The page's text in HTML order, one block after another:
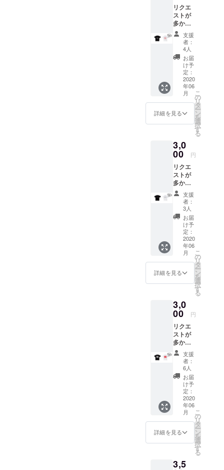
nt spots.
weekend,
WORLD not
only brings
Japanese
artists, it has
international
SKRILLEX,
STEVE
Fatboy Slim,
3LAU,JONA
S
BLUE,YELL
CLAW,W&W
and RICHIE
HAWTIN to
name a few.
We are just
a 30 second
the Hankyu
Kawaramach
i station, Exit
Welcome to
KY,OTO
をかけ
させて
いただ
くこと
があり
ます。
あらか
じめご
了承く
ださ
い。 *チ
ケット
け取り
は店舗
とさせ
て頂き
ます。
店舗で
の受け
取り
は、営
業再開
してか
ら３ヶ
月間を
受け取
り受付
期間と
させて
きま
す。 ※
いただ
く際
に、ど
のリ
ターン
も『上
乗せ支
援』を
するこ
とがで
きま
す。 ご
都合許
す場合
の額に
上乗せ
ご支援
頂けま
ジナルT
シャ
ツ】
TYPE A
KIDS
オープ
ン当初
からの
スロー
ガン、
モッ
トーと
して掲
げてき
LOVE”
をプリ
ントし
た限定T
シャツ
まさに
今な言
葉なの
で、夏
にガン
ガン着
てもら
いたい
です！
※Tシャ
ツのサ
イズ、
い。 サ
イズは
/140/16
0の展開
となり
ます。
支援時
にご希
望のサ
イズを
お選び
くださ
い。
※2020
年6月15
日より
随時発
て頂き
リクエ
ストが
多かっ
たキッ
ズサイ
ズを特
別価格
でご用
意しま
した。
子供の
未来が
WORLD
PEACE
LOVEで
ありま
に！
【WOR
LD オリ
ジナルT
シャ
ツ】
TYPE B
KIDS
オープ
ン当初
からの
スロー
ガン、
モッ
トーと
して掲
げてき
LOVE”
をプリ
ントし
た限定T
シャツ
まさに
今な言
葉なの
で、夏
にガン
ガン着
てもら
いたい
です！
※Tシャ
ツのサ
イズ、
い。 サ
支援
者：
4人
お届
け予
定：
2020
年06
月
詳細を見る
こ
の
リ
タ
ー
ン
を
選
択
す
る
3,0
00 円
リクエ
ストが
多かっ
たキッ
ズサイ
ズを特
別価格
でご用
意しま
した。
子供の
未来が
WORLD
PEACE
LOVEで
ありま
に！
【WOR
LD オリ
ジナルT
シャ
ツ】
TYPE C
KIDS
オープ
ン当初
からの
スロー
ガン、
モッ
トーと
して掲
げてき
LOVE”
支援
者：
3人
お届
け予
定：
2020
年06
月
詳細を見る
こ
の
リ
タ
ー
ン
を
選
択
す
る
3,0
00 円
リクエ
ストが
多かっ
たキッ
ズサイ
ズを特
別価格
でご用
意しま
した。
子供の
未来が
WORLD
PEACE
LOVEで
ありま
に！
支援
者：
6人
お届
け予
定：
2020
年06
月
詳細を見る
こ
の
リ
タ
ー
ン
を
選
択
す
る
3,5